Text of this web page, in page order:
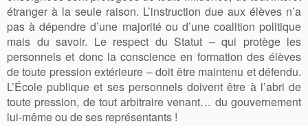
étranger à la seule raison. L’instruction due aux élèves n’a
pas à dépendre d’une majorité ou d’une coalition politique
mais du savoir. Le respect du Statut – qui protège les
personnels et donc la conscience en formation des élèves
de toute pression extérieure – doit être maintenu et défendu.
L’École publique et ses personnels doivent être à l’abri de
toute pression, de tout arbitraire venant… du gouvernement
lui-même ou de ses représentants !